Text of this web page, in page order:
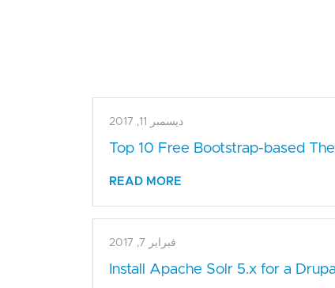
ديسمبر 11, 2017
Top 10 Free Bootstrap-based
READ MORE
فبراير 7, 2017
Install Apache Solr 5.x for a